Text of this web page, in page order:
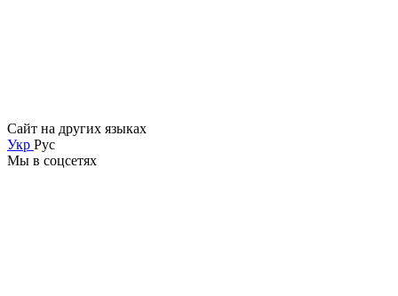
Сайт на других языках
Укр Рус
Мы в соцсетях